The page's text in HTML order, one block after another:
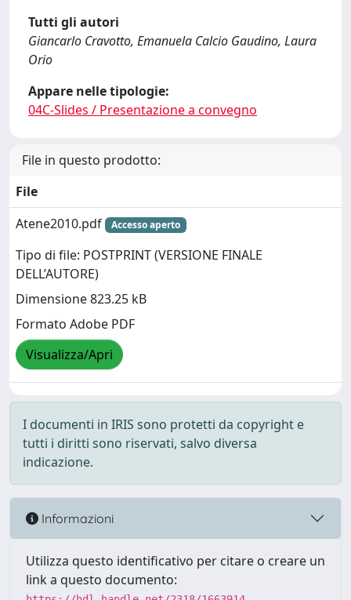
Tutti gli autori
Giancarlo Cravotto, Emanuela Calcio Gaudino, Laura
Orio
Appare nelle tipologie:
04C-Slides / Presentazione a convegno
File in questo prodotto:
File
Atene2010.pdf
Accesso aperto
Tipo di file: POSTPRINT (VERSIONE FINALE
DELL’AUTORE)
Dimensione 823.25 kB
Formato Adobe PDF
Visualizza/Apri
I documenti in IRIS sono protetti da copyright e
tutti i diritti sono riservati, salvo diversa
indicazione.
Informazioni
Utilizza questo identificativo per citare o creare un
link a questo documento: